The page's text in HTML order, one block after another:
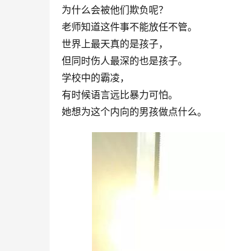
为什么会被他们欺负呢？
老师知道这件事不能放任不管。
世界上最天真的是孩子，
但同时伤人最深的也是孩子。
学校中的霸凌，
有时候语言远比暴力可怕。
她想为这个内向的男孩做点什么。